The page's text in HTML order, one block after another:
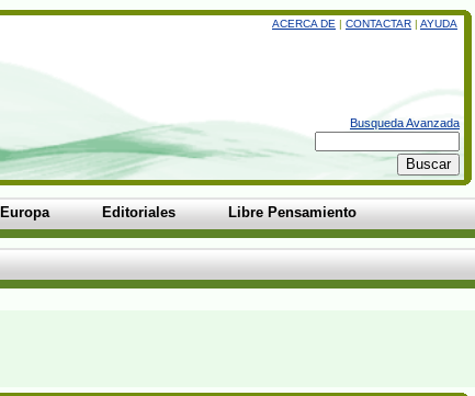
ACERCA DE | CONTACTAR | AYUDA
Busqueda Avanzada
Europa Editoriales Libre Pensamiento